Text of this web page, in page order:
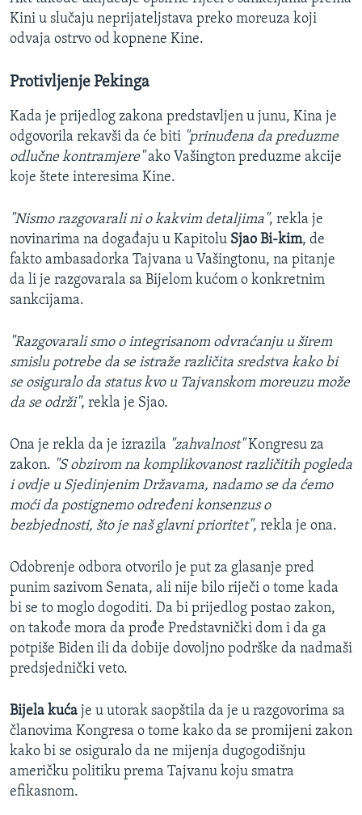
Kini u slučaju neprijateljstava preko moreuza koji
odvaja ostrvo od kopnene Kine.
Protivljenje Pekinga
Kada je prijedlog zakona predstavljen u junu, Kina je
odgovorila rekavši da će biti "prinuđena da preduzme
odlučne kontramjere"ako Vašington preduzme akcije
koje štete interesima Kine.
"Nismo razgovarali ni o kakvim detaljima", rekla je
novinarima na događaju u Kapitolu Sjao Bi-kim, de
fakto ambasadorka Tajvana u Vašingtonu, na pitanje
da li je razgovarala sa Bijelom kućom o konkretnim
sankcijama.
"Razgovarali smo o integrisanom odvraćanju u širem
smislu potrebe da se istraže različita sredstva kako bi
se osiguralo da status kvo u Tajvanskom moreuzu može
da se održi", rekla je Sjao.
Ona je rekla da je izrazila "zahvalnost"Kongresu za
zakon. "S obzirom na komplikovanost različitih pogleda
i ovdje u Sjedinjenim Državama, nadamo se da ćemo
moći da postignemo određeni konsenzus o
bezbjednosti, što je naš glavni prioritet", rekla je ona.
Odobrenje odbora otvorilo je put za glasanje pred
punim sazivom Senata, ali nije bilo riječi o tome kada
bi se to moglo dogoditi. Da bi prijedlog postao zakon,
on takođe mora da prođe Predstavnički dom i da ga
potpiše Biden ili da dobije dovoljno podrške da nadmaši
predsjednički veto.
Bijela kuća je u utorak saopštila da je u razgovorima sa
članovima Kongresa o tome kako da se promijeni zakon
kako bi se osiguralo da ne mijenja dugogodišnju
američku politiku prema Tajvanu koju smatra
efikasnom.